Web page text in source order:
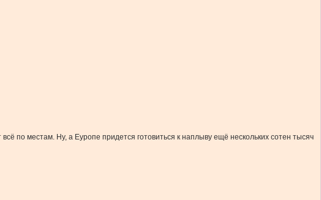
по местам. Ну, а Еуропе придется готовиться к наплыву ещё нескольких сотен тысяч